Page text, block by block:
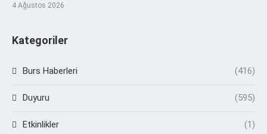
4 Ağustos 2026
Kategoriler
Burs Haberleri (416)
Duyuru (595)
Etkinlikler (1)